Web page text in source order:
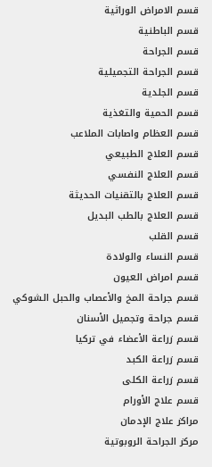
قسم الامراض الوراثية
قسم الباطنية
قسم الجراحة
قسم الجراحة التجميلية
قسم الجلدية
قسم الحمية والتغذية
قسم العظام واصابات الملاعب
قسم العلاج الطبيعي
قسم العلاج النفسي
قسم العلاج بالتقنيات الحديثة
قسم العلاج بالطب البديل
قسم القلب
قسم النساء والولادة
قسم امراض العيون
قسم جراحة المخ والأعصاب والحبل الشوكي
قسم جراحة وتجميل الأسنان
قسم زراعة الأعضاء في تركيا
قسم زراعة الكبد
قسم زراعة الكلى
قسم علاج الأورام
مراكز علاج الإدمان
مركز الجراحة الروبوتية